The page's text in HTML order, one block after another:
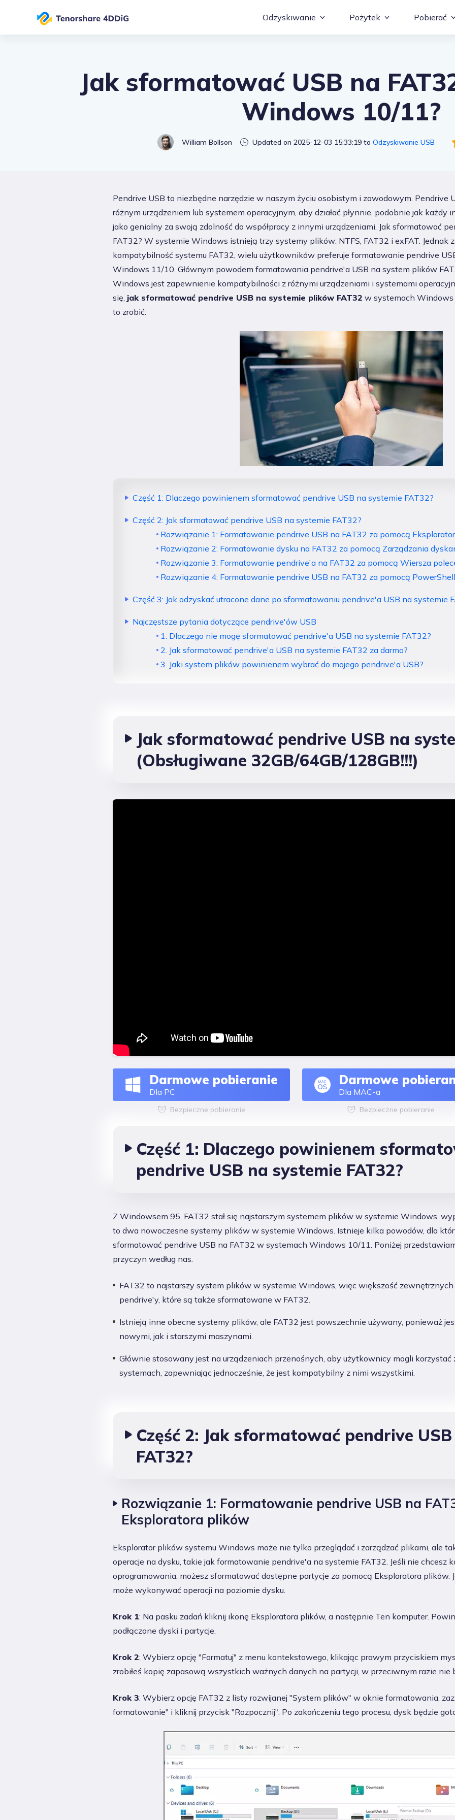
Odzyskiwanie
Odzyskiwanie danych Mac
Pożytek
Naprawa zdjęć 4DDiG
Naprawa wideo 4DDiG
4DDiG Geniusz
Geniusz rozruchowy
Windows 11 Upgrade
Bezpłatna naprawa
Pobierać
Usuwanie
4DDiG
Jak sformatować USB na
Windows 10/11?
William Bollson Updated on 2025-12-03 15:33:19 to Odzyskiwanie USB
Pendrive USB to niezbędne narzędzie w naszym życiu osobistym i zawodowym. Pendrive
różnym urządzeniem lub systemem operacyjnym, aby działać płynnie, podobnie jak każdy
jako genialny za swoją zdolność do współpracy z innymi urządzeniami. Jak sformatować
FAT32? W systemie Windows istnieją trzy systemy plików: NTFS, FAT32 i exFAT. Jednak
kompatybilność systemu FAT32, wielu użytkowników preferuje formatowanie pendrive
Windows 11/10. Głównym powodem formatowania pendrive'a USB na system plików
Windows jest zapewnienie kompatybilności z różnymi urządzeniami i systemami
się, jak sformatować pendrive USB na systemie plików FAT32 w systemach Windows
to zrobić.
Część 1: Dlaczego powinienem sformatować pendrive USB na systemie FAT32?
Część 2: Jak sformatować pendrive USB na systemie FAT32?
Rozwiązanie 1: Formatowanie pendrive USB na FAT32 za pomocą
Rozwiązanie 2: Formatowanie dysku na FAT32 za pomocą Zarządzania
Rozwiązanie 3: Formatowanie pendrive'a na FAT32 za pomocą Wiersza
Rozwiązanie 4: Formatowanie pendrive USB na FAT32 za pomocą PowerShell
Część 3: Jak odzyskać utracone dane po sformatowaniu pendrive'a USB na systemie
Najczęstsze pytania dotyczące pendrive'ów USB
1. Dlaczego nie mogę sformatować pendrive'a USB na systemie FAT32?
2. Jak sformatować pendrive'a USB na systemie FAT32 za darmo?
3. Jaki system plików powinienem wybrać do mojego pendrive'a USB?
Jak sformatować pendrive USB na
(Obsługiwane 32GB/64GB/128GB!!!)
Darmowe pobieranie
Dla PC
Bezpieczne pobieranie
Darmowe
Dla MAC-a
Bezpieczne pobieranie
Część 1: Dlaczego powinienem
pendrive USB na systemie FAT32?
Z Windowsem 95, FAT32 stał się najstarszym systemem plików w systemie Windows,
to dwa nowoczesne systemy plików w systemie Windows. Istnieje kilka powodów, dla
sformatować pendrive USB na FAT32 w systemach Windows 10/11. Poniżej
przyczyn według nas.
FAT32 to najstarszy system plików w systemie Windows, więc większość zewnętrznych
pendrive'y, które są także sformatowane w FAT32.
Istnieją inne obecne systemy plików, ale FAT32 jest powszechnie używany, ponieważ
nowymi, jak i starszymi maszynami.
Głównie stosowany jest na urządzeniach przenośnych, aby użytkownicy mogli
systemach, zapewniając jednocześnie, że jest kompatybilny z nimi wszystkimi.
Część 2: Jak sformatować pendrive
FAT32?
Rozwiązanie 1: Formatowanie pendrive USB na
Eksploratora plików
Eksplorator plików systemu Windows może nie tylko przeglądać i zarządzać plikami, ale
operacje na dysku, takie jak formatowanie pendrive'a na systemie FAT32. Jeśli nie chcesz
oprogramowania, możesz sformatować dostępne partycje za pomocą Eksploratora plików.
może wykonywać operacji na poziomie dysku.
Krok 1: Na pasku zadań kliknij ikonę Eksploratora plików, a następnie Ten komputer.
podłączone dyski i partycje.
Krok 2: Wybierz opcję "Formatuj" z menu kontekstowego, klikając prawym przyciskiem
zrobiłeś kopię zapasową wszystkich ważnych danych na partycji, w przeciwnym razie nie
Krok 3: Wybierz opcję FAT32 z listy rozwijanej "System plików" w oknie formatowania,
formatowanie" i kliknij przycisk "Rozpocznij". Po zakończeniu tego procesu, dysk będzie